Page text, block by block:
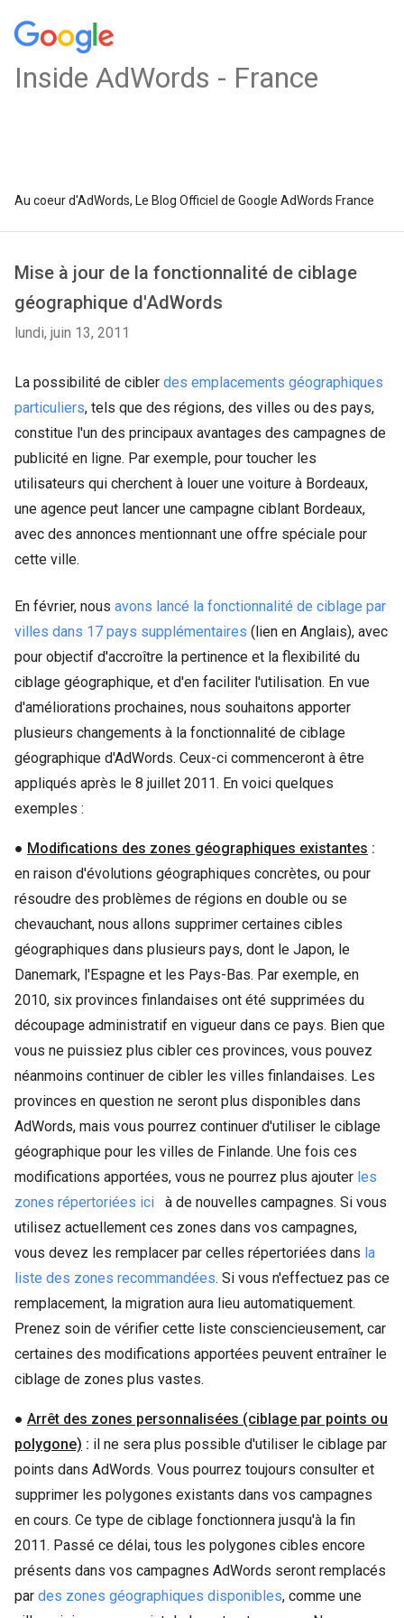
Inside AdWords - France
Au coeur d'AdWords, Le Blog Officiel de Google AdWords France
Mise à jour de la fonctionnalité de ciblage
géographique d'AdWords
lundi, juin 13, 2011
La possibilité de cibler des emplacements géographiques
particuliers, tels que des régions, des villes ou des pays,
constitue l'un des principaux avantages des campagnes de
publicité en ligne. Par exemple, pour toucher les
utilisateurs qui cherchent à louer une voiture à Bordeaux,
une agence peut lancer une campagne ciblant Bordeaux,
avec des annonces mentionnant une offre spéciale pour
cette ville.
En février, nous avons lancé la fonctionnalité de ciblage par
villes dans 17 pays supplémentaires (lien en Anglais), avec
pour objectif d'accroître la pertinence et la flexibilité du
ciblage géographique, et d'en faciliter l'utilisation. En vue
d'améliorations prochaines, nous souhaitons apporter
plusieurs changements à la fonctionnalité de ciblage
géographique d'AdWords. Ceux-ci commenceront à être
appliqués après le 8 juillet 2011. En voici quelques
exemples :
● Modifications des zones géographiques existantes :
en raison d'évolutions géographiques concrètes, ou pour
résoudre des problèmes de régions en double ou se
chevauchant, nous allons supprimer certaines cibles
géographiques dans plusieurs pays, dont le Japon, le
Danemark, l'Espagne et les Pays-Bas. Par exemple, en
2010, six provinces finlandaises ont été supprimées du
découpage administratif en vigueur dans ce pays. Bien que
vous ne puissiez plus cibler ces provinces, vous pouvez
néanmoins continuer de cibler les villes finlandaises. Les
provinces en question ne seront plus disponibles dans
AdWords, mais vous pourrez continuer d'utiliser le ciblage
géographique pour les villes de Finlande. Une fois ces
modifications apportées, vous ne pourrez plus ajouter les
zones répertoriées ici à de nouvelles campagnes. Si vous
utilisez actuellement ces zones dans vos campagnes,
vous devez les remplacer par celles répertoriées dans la
liste des zones recommandées. Si vous n'effectuez pas ce
remplacement, la migration aura lieu automatiquement.
Prenez soin de vérifier cette liste consciencieusement, car
certaines des modifications apportées peuvent entraîner le
ciblage de zones plus vastes.
● Arrêt des zones personnalisées (ciblage par points ou
polygone) : il ne sera plus possible d'utiliser le ciblage par
points dans AdWords. Vous pourrez toujours consulter et
supprimer les polygones existants dans vos campagnes
en cours. Ce type de ciblage fonctionnera jusqu'à la fin
2011. Passé ce délai, tous les polygones cibles encore
présents dans vos campagnes AdWords seront remplacés
par des zones géographiques disponibles, comme une